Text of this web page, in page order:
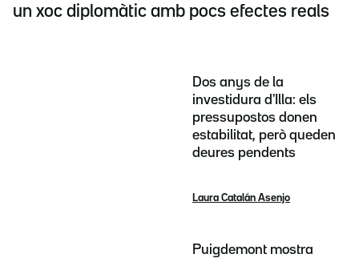
un xoc diplomàtic amb pocs efectes reals
Dos anys de la
investidura d'Illa: els
pressupostos donen
estabilitat, però queden
deures pendents
Laura Catalán Asenjo
Puigdemont mostra